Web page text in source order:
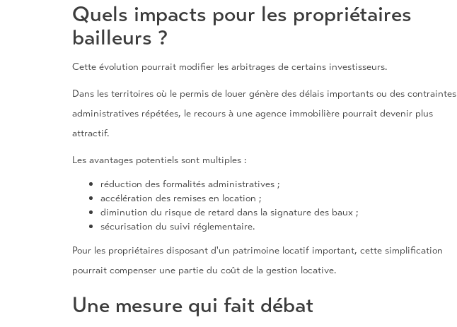
Quels impacts pour les propriétaires
bailleurs ?
Cette évolution pourrait modifier les arbitrages de certains investisseurs.
Dans les territoires où le permis de louer génère des délais importants ou des contraintes
administratives répétées, le recours à une agence immobilière pourrait devenir plus
attractif.
Les avantages potentiels sont multiples :
réduction des formalités administratives ;
accélération des remises en location ;
diminution du risque de retard dans la signature des baux ;
sécurisation du suivi réglementaire.
Pour les propriétaires disposant d'un patrimoine locatif important, cette simplification
pourrait compenser une partie du coût de la gestion locative.
Une mesure qui fait débat